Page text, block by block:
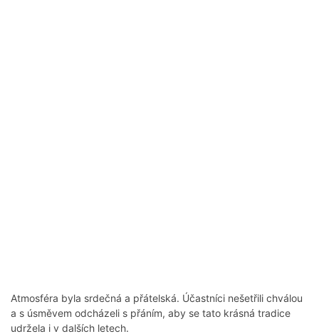
Atmosféra byla srdečná a přátelská. Účastníci nešetřili chválou
a s úsměvem odcházeli s přáním, aby se tato krásná tradice
udržela i v dalších letech.